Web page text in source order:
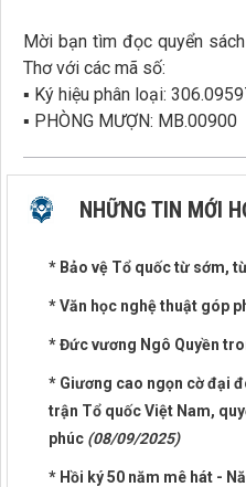
Mời bạn tìm đọc quyển sách
Thơ với các mã số:
▪ Ký hiệu phân loại:
▪ PHÒNG MƯỢN: MB.00900
NHỮNG TIN MỚI
* Bảo vệ Tổ quốc từ sớm,
* Văn học nghệ thuật góp
* Đức vương Ngô Quyền
* Giương cao ngọn cờ đại
trận Tổ quốc Việt Nam,
phúc (08/09/2025)
* Hồi ký 50 năm mê hát -